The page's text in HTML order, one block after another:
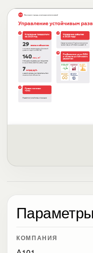
Параметры
КОМПАНИЯ